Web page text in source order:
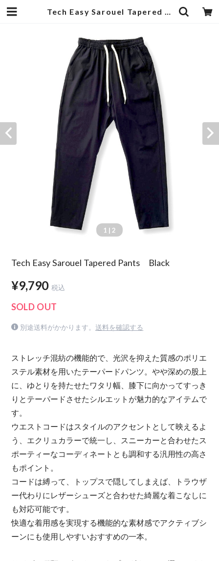
Tech Easy Sarouel Tapered Pants Black | 武蔵小杉のセレクトショップ【ナクール】-nakool-
1 | 2
Tech Easy Sarouel Tapered Pants Black
¥9,790 税込
SOLD OUT
別途送料がかかります。 送料を確認する
ストレッチ混紡の機能的で、光沢を抑えた質感のポリエ
ステル素材を用いたテーパードパンツ。やや深めの股上
に、ゆとりを持たせたワタリ幅、膝下に向かってすっき
りとテーパードさせたシルエットが魅力的なアイテムで
す。
ウエストコードはスタイルのアクセントとして映えるよ
う、エクリュカラーで統一し、スニーカーと合わせたス
ポーティーなコーディネートとも調和する汎用性の高さ
もポイント。
コードは縛って、トップスで隠してしまえば、トラウザ
ー代わりにレザーシューズと合わせた綺麗な着こなしに
も対応可能です。
快適な着用感を実現する機能的な素材感でアクティブシ
ーンにも使用しやすいおすすめの一本。